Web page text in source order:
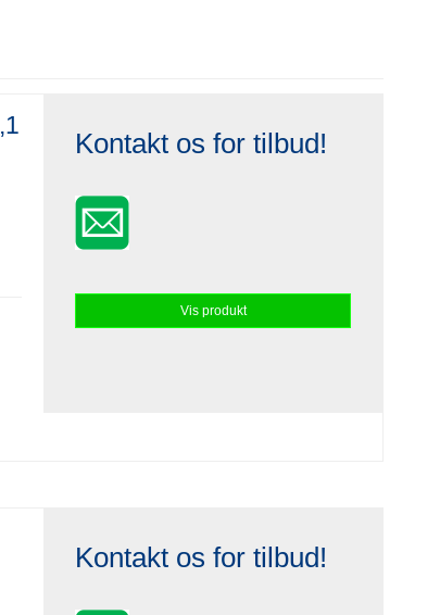
Kontakt os for tilbud!
Vis produkt
Kontakt os for tilbud!